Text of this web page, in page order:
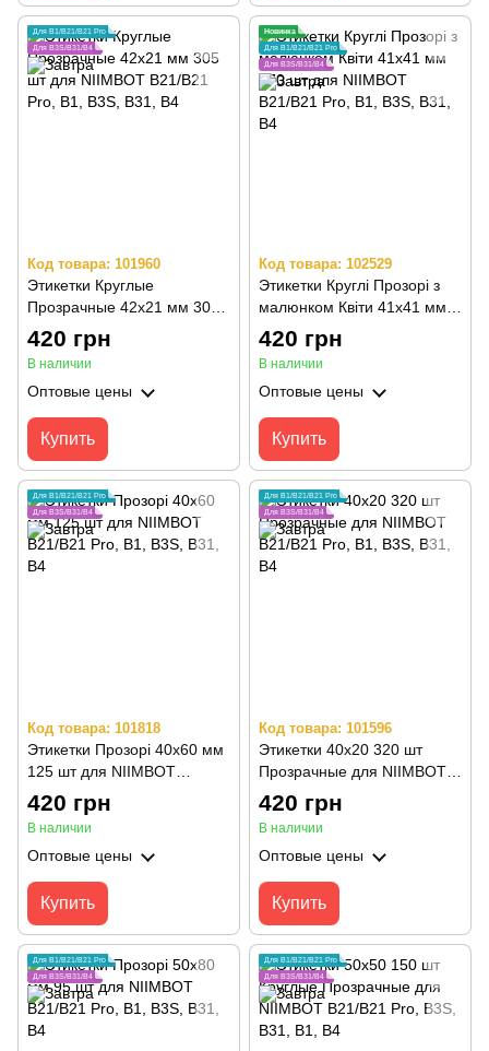
Для B1/B21/B21 Pro
Для B3S/B31/B4
Код товара: 101960
Этикетки Круглые
Прозрачные 42х21 мм 305
шт для NIIMBOT B21/B21
Pro, B1, B3S, B31, B4
420 грн
В наличии
Оптовые цены
Купить
Новинка
Для B1/B21/B21 Pro
Для B3S/B31/B4
Код товара: 102529
Этикетки Круглі Прозорі з
малюнком Квіти 41х41 мм
170 шт для NIIMBOT
B21/B21 Pro, B1, B3S, B31,
B4
420 грн
В наличии
Оптовые цены
Купить
Для B1/B21/B21 Pro
Для B3S/B31/B4
Код товара: 101818
Этикетки Прозорі 40х60 мм
125 шт для NIIMBOT
B21/B21 Pro, B1, B3S, B31,
B4
420 грн
В наличии
Оптовые цены
Купить
Для B1/B21/B21 Pro
Для B3S/B31/B4
Код товара: 101596
Этикетки 40х20 320 шт
Прозрачные для NIIMBOT
B21/B21 Pro, B1, B3S, B31,
B4
420 грн
В наличии
Оптовые цены
Купить
Для B1/B21/B21 Pro
Для B3S/B31/B4
Для B1/B21/B21 Pro
Для B3S/B31/B4